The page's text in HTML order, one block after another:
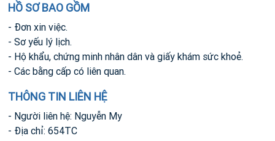
HỒ SƠ BAO GỒM
- Đơn xin việc.
- Sơ yếu lý lịch.
- Hộ khẩu, chứng minh nhân dân và giấy khám sức khoẻ.
- Các bằng cấp có liên quan.
THÔNG TIN LIÊN HỆ
- Người liên hệ: Nguyễn My
- Địa chỉ: 654TC